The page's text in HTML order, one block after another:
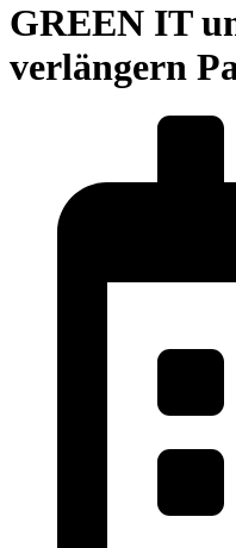
GREEN IT
verlängern